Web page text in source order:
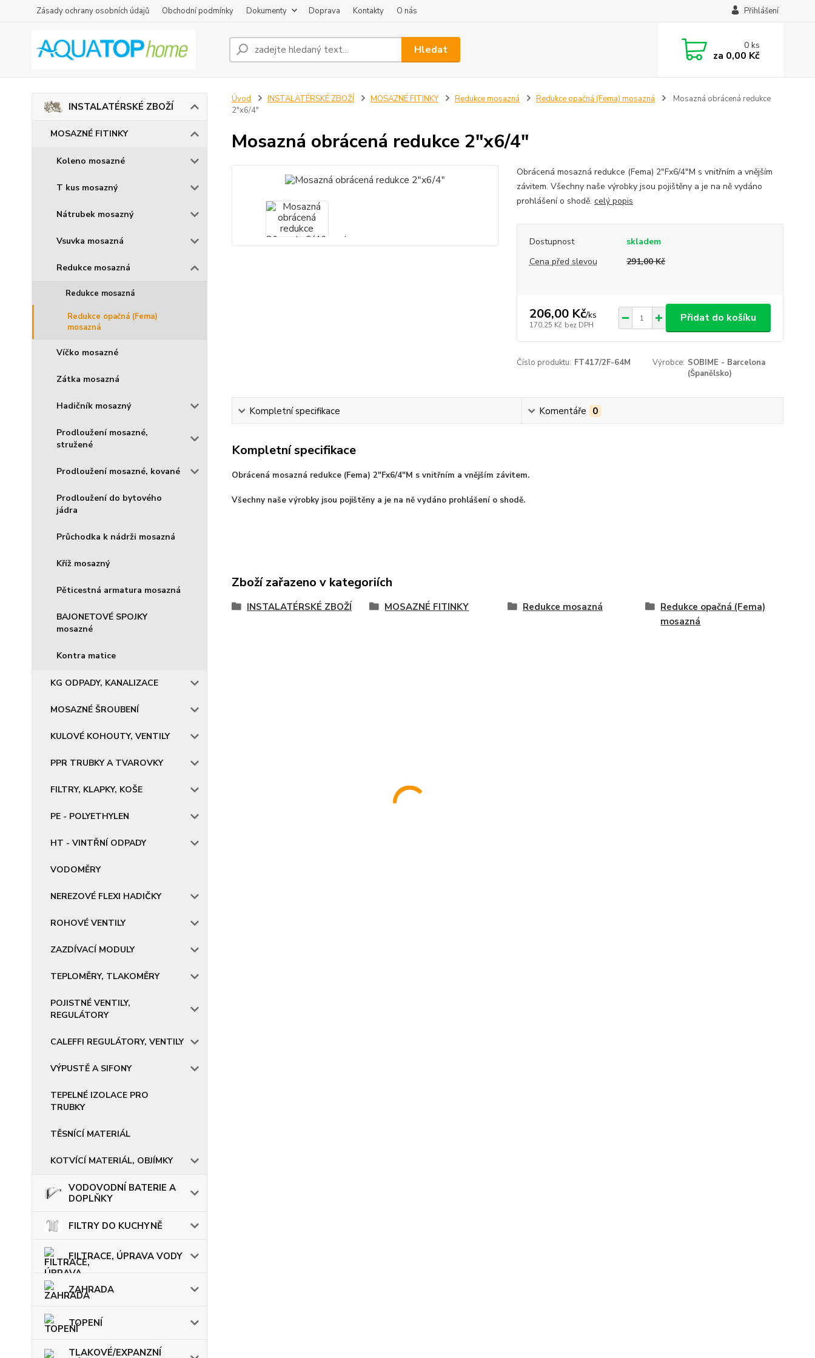
Zásady ochrany osobních údajů Obchodní podmínky Dokumenty Doprava Kontakty O nás Přihlášení
Hledat 0ks
za 0,00 Kč
INSTALATÉRSKÉ ZBOŽÍ
MOSAZNÉ FITINKY
Koleno mosazné
T kus mosazný
Nátrubek mosazný
Vsuvka mosazná
Redukce mosazná
Redukce mosazná
Redukce opačná (Fema)
mosazná
Víčko mosazné
Zátka mosazná
Hadičník mosazný
Prodloužení mosazné,
stružené
Prodloužení mosazné, kované
Prodloužení do bytového
jádra
Průchodka k nádrži mosazná
Kříž mosazný
Pěticestná armatura mosazná
BAJONETOVÉ SPOJKY
mosazné
Kontra matice
KG ODPADY, KANALIZACE
MOSAZNÉ ŠROUBENÍ
KULOVÉ KOHOUTY, VENTILY
PPR TRUBKY A TVAROVKY
FILTRY, KLAPKY, KOŠE
PE - POLYETHYLEN
HT - VINTŘNÍ ODPADY
VODOMĚRY
NEREZOVÉ FLEXI HADIČKY
ROHOVÉ VENTILY
ZAZDÍVACÍ MODULY
TEPLOMĚRY, TLAKOMĚRY
POJISTNÉ VENTILY,
REGULÁTORY
CALEFFI REGULÁTORY, VENTILY
VÝPUSTĚ A SIFONY
TEPELNÉ IZOLACE PRO
TRUBKY
TĚSNÍCÍ MATERIÁL
KOTVÍCÍ MATERIÁL, OBJÍMKY
VODOVODNÍ BATERIE A
DOPLŇKY
FILTRY DO KUCHYNĚ
FILTRACE, ÚPRAVA VODY
ZAHRADA
TOPENÍ
TLAKOVÉ/EXPANZNÍ
Úvod INSTALATÉRSKÉ ZBOŽÍ MOSAZNÉ FITINKY Redukce mosazná Redukce opačná (Fema) mosazná
Mosazná obrácená redukce
2"x6/4"
Mosazná obrácená redukce 2"x6/4"
Obrácená mosazná redukce (Fema) 2"Fx6/4"M s vnitřním a vnějším
závitem. Všechny naše výrobky jsou pojištěny a je na ně vydáno
prohlášení o shodě. celý popis
Dostupnost
skladem
Cena před slevou
291,00 Kč
206,00 Kč/ks
170,25 Kč bez DPH
Přidat do košíku
Číslo produktu: FT417/2F-64M Výrobce: SOBIME - Barcelona
(Španělsko)
Kompletní specifikace Komentáře 0
Kompletní specifikace
Obrácená mosazná redukce (Fema) 2"Fx6/4"M s vnitřním a vnějším závitem.
Všechny naše výrobky jsou pojištěny a je na ně vydáno prohlášení o shodě.
Zboží zařazeno v kategoriích
INSTALATÉRSKÉ ZBOŽÍ MOSAZNÉ FITINKY Redukce mosazná
Redukce opačná (Fema)
mosazná